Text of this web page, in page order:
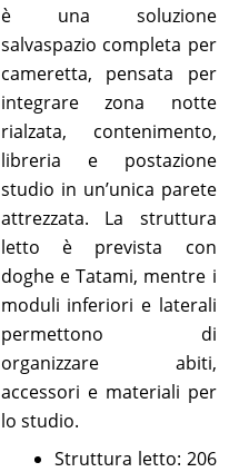
è una soluzione
salvaspazio completa per
cameretta, pensata per
integrare zona notte
rialzata, contenimento,
libreria e postazione
studio in un’unica parete
attrezzata. La struttura
letto è prevista con
doghe e Tatami, mentre i
moduli inferiori e laterali
permettono di
organizzare abiti,
accessori e materiali per
lo studio.
Struttura letto: 206